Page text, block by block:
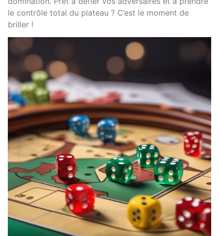
le contrôle total du plateau ? C’est le moment de
briller !